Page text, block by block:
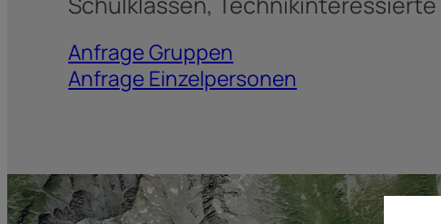
Anfrage Gruppen
Anfrage Einzelpersonen